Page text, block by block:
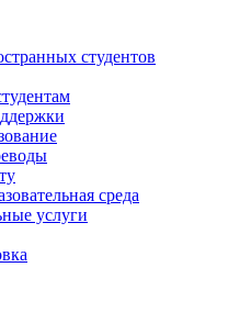
студентов
среда
услуги